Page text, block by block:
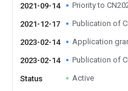
2021-09-14
Priority to
2021-12-17 Publication of
2023-02-14 Application
2023-02-14 Publication of
Status Active